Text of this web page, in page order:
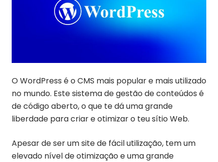
O WordPress é o CMS mais popular e mais utilizado
no mundo. Este sistema de gestão de conteúdos é
de código aberto, o que te dá uma grande
liberdade para criar e otimizar o teu sítio Web.
Apesar de ser um site de fácil utilização, tem um
elevado nível de otimização e uma grande